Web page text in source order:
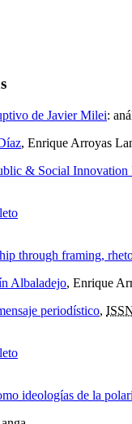
de Javier Milei:
, Enrique Arroyas
& Social Innovation
through framing,
Albaladejo, Enrique
periodístico,
ideologías de la